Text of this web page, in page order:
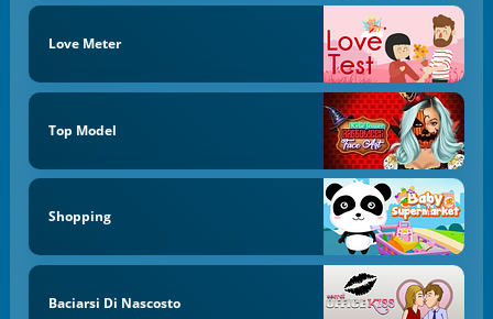
Love Meter
Top Model
Shopping
Baciarsi Di Nascosto